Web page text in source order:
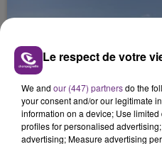
L'INSPECTION DU
L'ORDRE SUR LES
Le respect de votre
We and our (447) partnersdo the
your consent and/or our legitimate
information on a device; Use
profiles for personalised
advertising; Measure advertising